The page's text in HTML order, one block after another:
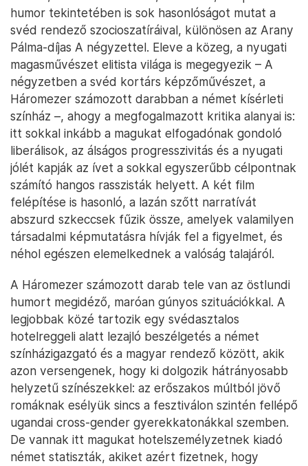
humor tekintetében is sok hasonlóságot mutat a
svéd rendező szocioszatíráival, különösen az Arany
Pálma-díjas A négyzettel. Eleve a közeg, a nyugati
magasművészet elitista világa is megegyezik – A
négyzetben a svéd kortárs képzőművészet, a
Háromezer számozott darabban a német kísérleti
színház –, ahogy a megfogalmazott kritika alanyai is:
itt sokkal inkább a magukat elfogadónak gondoló
liberálisok, az álságos progresszivitás és a nyugati
jólét kapják az ívet a sokkal egyszerűbb célpontnak
számító hangos rasszisták helyett. A két film
felépítése is hasonló, a lazán szőtt narratívát
abszurd szkeccsek fűzik össze, amelyek valamilyen
társadalmi képmutatásra hívják fel a figyelmet, és
néhol egészen elemelkednek a valóság talajáról.
A Háromezer számozott darab tele van az östlundi
humort megidéző, maróan gúnyos szituációkkal. A
legjobbak közé tartozik egy svédasztalos
hotelreggeli alatt lezajló beszélgetés a német
színházigazgató és a magyar rendező között, akik
azon versengenek, hogy ki dolgozik hátrányosabb
helyzetű színészekkel: az erőszakos múltból jövő
romáknak esélyük sincs a fesztiválon szintén fellépő
ugandai cross-gender gyerekkatonákkal szemben.
De vannak itt magukat hotelszemélyzetnek kiadó
német statiszták, akiket azért fizetnek, hogy